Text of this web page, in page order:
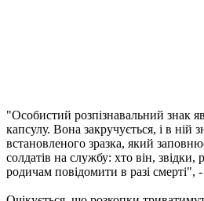
"Особистий розпізнавальний знак
капсулу. Вона закручується, і в ній
встановленого зразка, який
солдатів на службу: хто він,
родичам повідомити в разі смерті",